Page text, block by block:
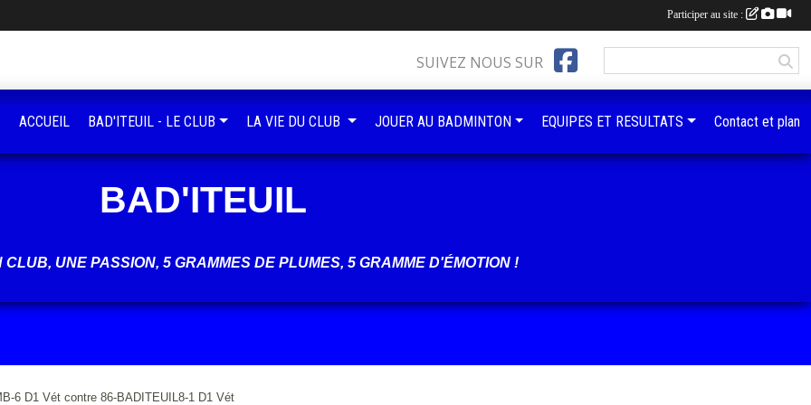
BAD'ITEUIL
CLUB, UNE PASSION, 5 GRAMMES DE PLUMES, 5 GRAMME D'ÉMOTION !
6 D1 Vét contre 86-BADITEUIL8-1 D1 Vét
SUIVEZ NOUS SUR
ACCUEIL BAD'ITEUIL - LE CLUB LA VIE DU CLUB JOUER AU BADMINTON EQUIPES ET RESULTATS Contact et plan
Participer au site :